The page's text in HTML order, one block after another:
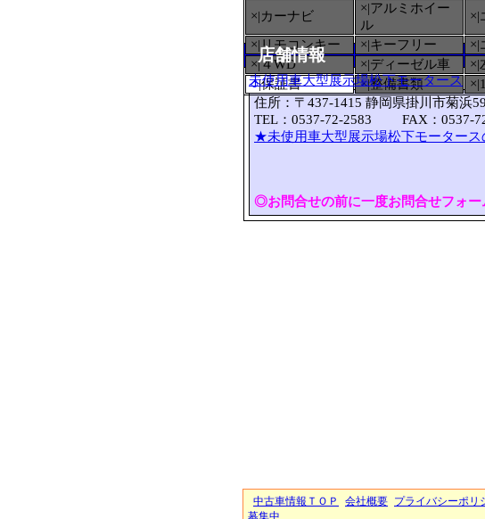
×|カーナビ
×|アルミホイー
ル
×|
×|リモコンキー
×|キーフリー ×|
×|４WD
×|ディーゼル車 ×|
○|保証書 ×|整備書類
店舗情報
未使用車大型展示場松下モータース
住所：〒437-1415 静岡県掛川市菊浜
TEL：0537-72-2583 FAX：0537-
★未使用車大型展示場松下モータース
◎お問合せの前に一度お問合せフォー
中古車情報ＴＯＰ 会社概要 プライバシーポリ
募集中